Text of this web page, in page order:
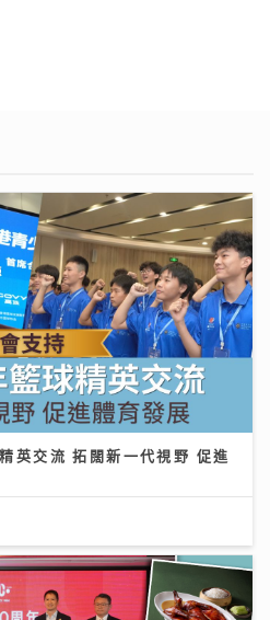
英交流 拓闊新一代視野 促進